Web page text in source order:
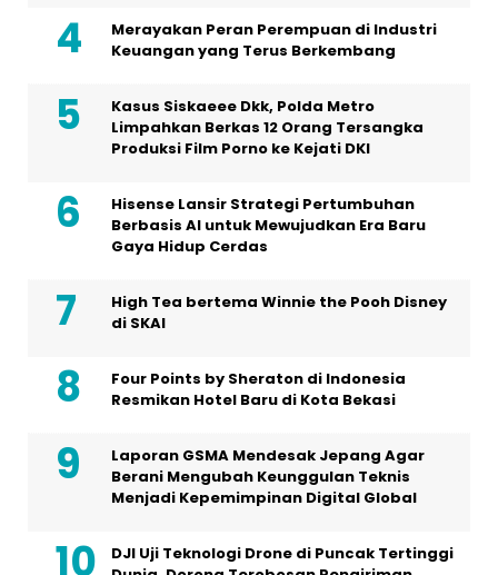
Merayakan Peran Perempuan di Industri
Keuangan yang Terus Berkembang
Kasus Siskaeee Dkk, Polda Metro
Limpahkan Berkas 12 Orang Tersangka
Produksi Film Porno ke Kejati DKI
Hisense Lansir Strategi Pertumbuhan
Berbasis AI untuk Mewujudkan Era Baru
Gaya Hidup Cerdas
High Tea bertema Winnie the Pooh Disney
di SKAI
Four Points by Sheraton di Indonesia
Resmikan Hotel Baru di Kota Bekasi
Laporan GSMA Mendesak Jepang Agar
Berani Mengubah Keunggulan Teknis
Menjadi Kepemimpinan Digital Global
DJI Uji Teknologi Drone di Puncak Tertinggi